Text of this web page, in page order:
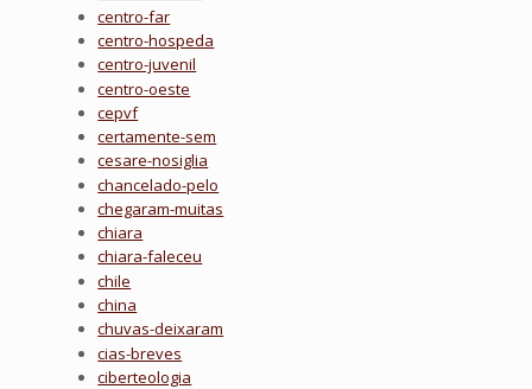
centro-far
centro-hospeda
centro-juvenil
centro-oeste
cepvf
certamente-sem
cesare-nosiglia
chancelado-pelo
chegaram-muitas
chiara
chiara-faleceu
chile
china
chuvas-deixaram
cias-breves
ciberteologia